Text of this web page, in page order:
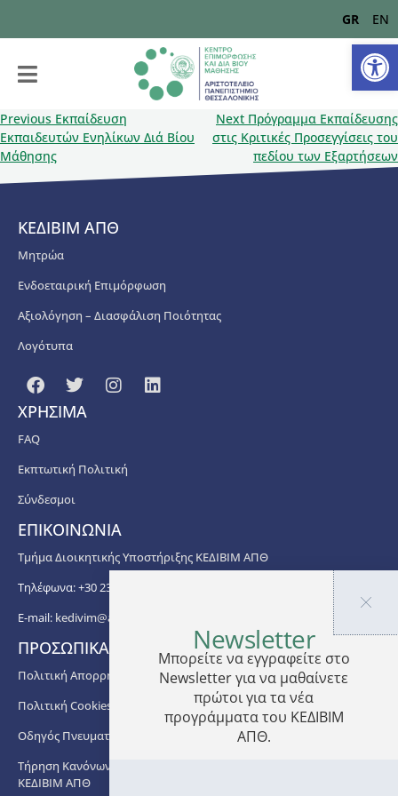
GR EN
Previous Εκπαίδευση
Εκπαιδευτών Ενηλίκων Διά Βίου
Μάθησης
Next Πρόγραμμα Εκπαίδευσης
στις Κριτικές Προσεγγίσεις του
πεδίου των Εξαρτήσεων
ΚΕΔΙΒΙΜ ΑΠΘ
Μητρώα
Ενδοεταιρική Επιμόρφωση
Αξιολόγηση – Διασφάλιση Ποιότητας
Λογότυπα
ΧΡΗΣΙΜΑ
FAQ
Εκπτωτική Πολιτική
Σύνδεσμοι
ΕΠΙΚΟΙΝΩΝΙΑ
Τμήμα Διοικητικής Υποστήριξης ΚΕΔΙΒΙΜ ΑΠΘ
Τηλέφωνα: +30 2310 99 67 -76, -88, -82, -83, -81
E-mail: kedivim@auth.gr
ΠΡΟΣΩΠΙΚΑ ΔΕΔΟΜΕΝΑ
Πολιτική Απορρήτου
Πολιτική Cookies
Οδηγός Πνευματικής Ιδιοκτησίας ΑΠΘ
Τήρηση Κανόνων στο πλαίσιο Διδασκαλίας των Προγραμμάτων
ΚΕΔΙΒΙΜ ΑΠΘ
Newsletter
Μπορείτε να εγγραφείτε στο
Newsletter για να μαθαίνετε
πρώτοι για τα νέα
προγράμματα του ΚΕΔΙΒΙΜ
ΑΠΘ.